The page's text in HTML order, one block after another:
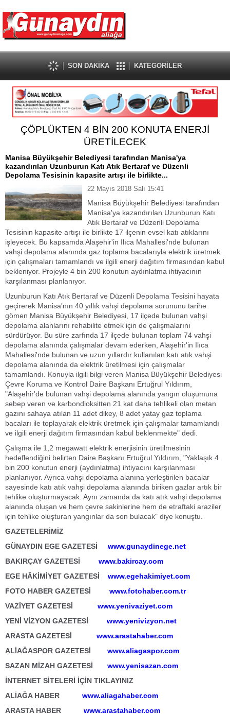
SON DAKİKA KATEGORİLER
ÇÖPLÜKTEN 4 BİN 200 KONUTA ENERJİ
ÜRETİLECEK
Manisa Büyükşehir Belediyesi tarafından Manisa'ya
kazandırılan Uzunburun Katı Atık Bertaraf ve Düzenli
Depolama Tesisinin kapasite artışı ile birlikte...
22 Mayıs 2018 Salı 15:41
Manisa Büyükşehir Belediyesi tarafından
Manisa'ya kazandırılan Uzunburun Katı
Atık Bertaraf ve Düzenli Depolama
Tesisinin kapasite artışı ile birlikte 17 ilçenin evsel katı atıklarını
işleyecek. Bu kapsamda Alaşehir'in Ilıca Mahallesi'nde bulunan
vahşi depolama alanında gaz toplama bacalarıyla elektrik üretmek
için çalışmaları tamamlandı ve ilgili enerji dağıtım firmasından kabul
bekleniyor. Projeyle 4 bin 200 konutun aydınlatma ihtiyacının
karşılanması planlanıyor.
Uzunburun Katı Atık Bertaraf ve Düzenli Depolama Tesisini hayata
geçirerek Manisa'nın 40 yıllık vahşi depolama sorununu tarihe
gömen Manisa Büyükşehir Belediyesi, 17 ilçede bulunan vahşi
depolama alanlarını rehabilite etmek için de çalışmalarını
sürdürüyor. Bu süre zarfında 17 ilçede bulunan toplam 74 vahşi
depolama alanında çalışmalar devam ederken, Alaşehir'in Ilıca
Mahallesi'nde bulunan ve uzun yıllardır kullanılan katı atık vahşi
depolama alanında da elektrik üretilmesi için çalışmalar
tamamlandı. Konuyla ilgili bilgi veren Manisa Büyükşehir Belediyesi
Çevre Koruma ve Kontrol Daire Başkanı Ertuğrul Yıldırım,
"Alaşehir'de bulunan vahşi depolama alanında yangın oluşumuna
sebep veren ve karbondioksitten 21 kat daha tehlikeli olan metan
gazını sahaya atılan 11 adet dikey, 8 adet yatay gaz toplama
bacaları ile toplayarak elektrik üretmek için çalışmalar tamamlandı
ve ilgili enerji dağıtım firmasından kabul beklenmekte" dedi.
Çalışma ile 1,2 megawatt elektrik enerjisinin üretilmesinin
hedeflendiğini belirten Daire Başkanı Ertuğrul Yıldırım, "Yaklaşık 4
bin 200 konutun enerji (aydınlatma) ihtiyacını karşılanması
planlanıyor. Ayrıca vahşi depolama alanına yerleştirilen bacalar
sayesinde katı atık vahşi depolama alanında biriken gazlar artık bir
tehlike oluşturmayacak. Aynı zamanda da katı atık vahşi depolama
alanında oluşan ve hem çevre sakinlerine hem de etraftaki araziler
için tehlike oluşturan yangınlar da son bulacak" diye konuştu.
GAZETELERİMİZ
GÜNAYDIN EGE GAZETESİ
www.gunaydinege.net
BAKIRÇAY GAZETESİ www.bakircay.com
EGE HÂKİMİYET GAZETESİ
www.egehakimiyet.com
FOTO HABER GAZETESİ
www.fotohaber.com.tr
VAZİYET GAZETESİ www.yenivaziyet.com
YENİ VİZYON GAZETESİ
www.yenivizyon.net
ARASTA GAZETESİ www.arastahaber.com
ALİAĞASPOR GAZETESİ
www.aliagaspor.com
SAZAN MİZAH GAZETESİ
www.yenisazan.com
İNTERNET SİTELERİ İÇİN TIKLAYINIZ
ALİAĞA HABER www.aliagahaber.com
ARASTA HABER www.arastahaber.com